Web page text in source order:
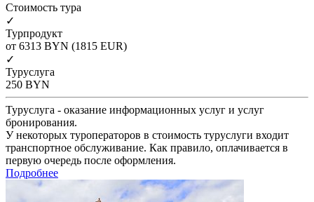
Cтоимость тура
✓
Турпродукт
от 6313 BYN (1815 EUR)
✓
Туруслуга
250 BYN
Туруслуга - оказание информационных услуг и услуг
бронирования.
У некоторых туроператоров в стоимость туруслуги входит
транспортное обслуживание. Как правило, оплачивается в
первую очередь после оформления.
Подробнее